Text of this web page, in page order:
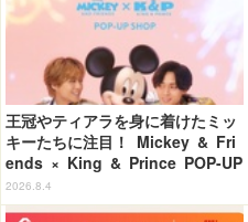
王冠やティアラを身に着けたミッ
キーたちに注目！ Mickey & Fri
ends × King & Prince POP-UP
SHOP「MAGIC STAGE」に新商
品登場
2026.8.4